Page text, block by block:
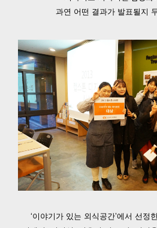
과연 어떤 결과가 발표될지
‘이야기가 있는 외식공간’에서 선정